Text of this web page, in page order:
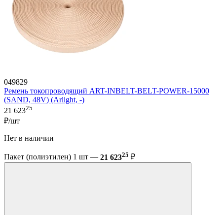
049829
Ремень токопроводящий ART-INBELT-BELT-POWER-15000
(SAND, 48V) (Arlight, -)
21 62325
₽/шт
Нет в наличии
Пакет (полиэтилен) 1 шт — 21 62325 ₽